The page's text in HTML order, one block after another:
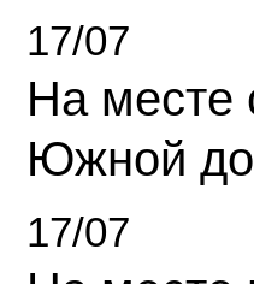
17/07
На месте
Южной
17/07